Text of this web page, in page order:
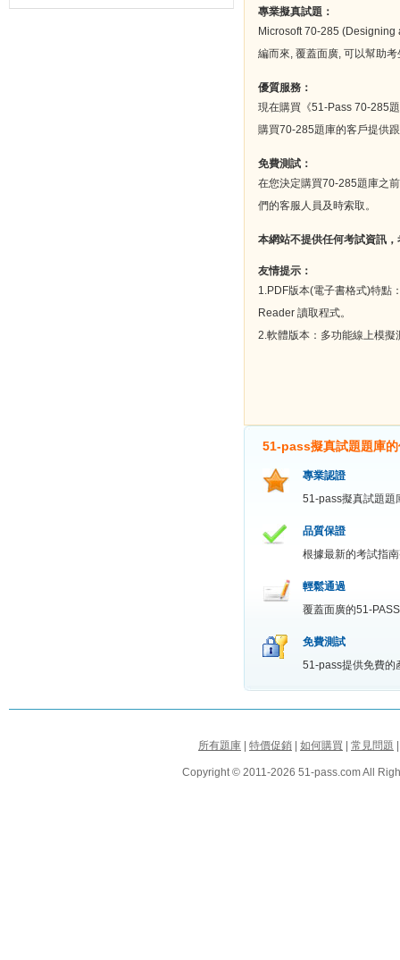
專業擬真試題：
Microsoft 70-285 (Designing
編而來, 覆蓋面廣, 可以幫助
優質服務：
現在購買《51-Pass 70-285
購買70-285題庫的客戶提供
免費測試：
在您決定購買70-285題庫之
們的客服人員及時索取。
本網站不提供任何考試資訊
友情提示：
1.PDF版本(電子書格式)特點
Reader 讀取程式。
2.軟體版本：多功能線上模
51-pass擬真試題題庫
專業認證
51-pass擬真試題題
品質保證
根據最新的考試指
輕鬆通過
覆蓋面廣的51-
免費測試
51-pass提供免費的
所有題庫 | 特價促銷 | 如何購買 | 常見問題
Copyright © 2011-2026 51-pass.com All